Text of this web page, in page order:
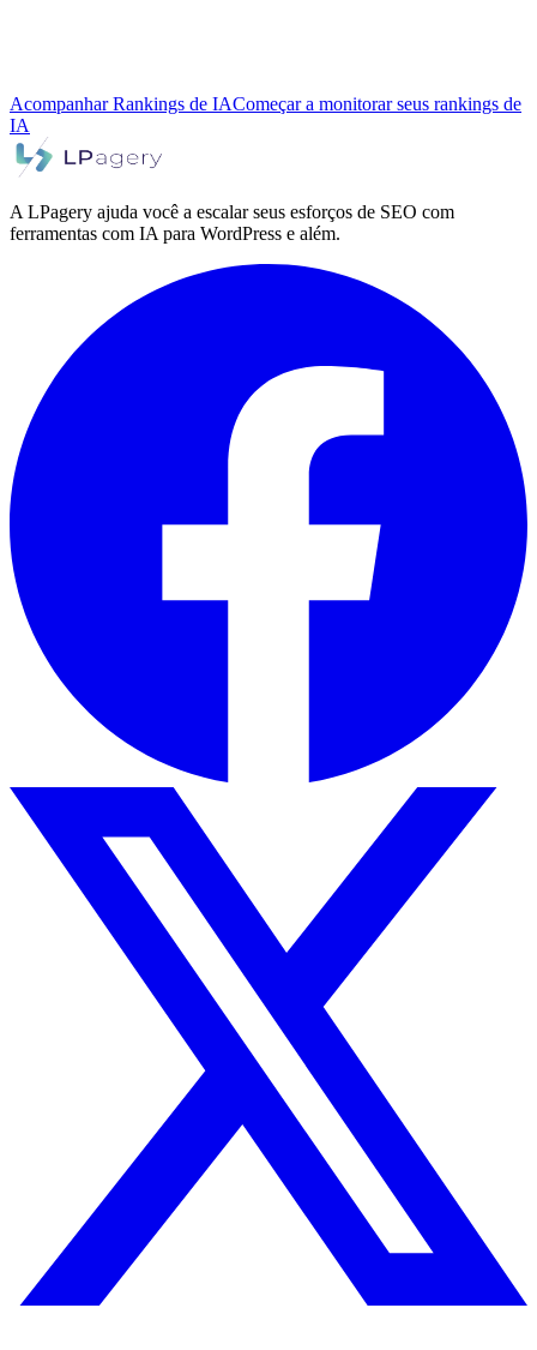
Acompanhar Rankings de IAComeçar a monitorar seus rankings de
IA
A LPagery ajuda você a escalar seus esforços de SEO com
ferramentas com IA para WordPress e além.